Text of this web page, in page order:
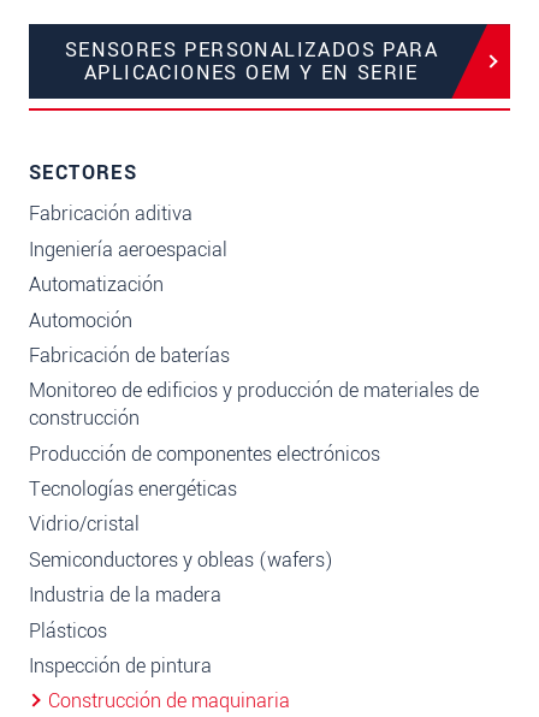
SENSORES PERSONALIZADOS PARA
APLICACIONES OEM Y EN SERIE
SECTORES
Fabricación aditiva
Ingeniería aeroespacial
Automatización
Automoción
Fabricación de baterías
Monitoreo de edificios y producción de materiales de
construcción
Producción de componentes electrónicos
Tecnologías energéticas
Vidrio/cristal
Semiconductores y obleas (wafers)
Industria de la madera
Plásticos
Inspección de pintura
Construcción de maquinaria